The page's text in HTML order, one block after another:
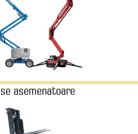
asemenatoare